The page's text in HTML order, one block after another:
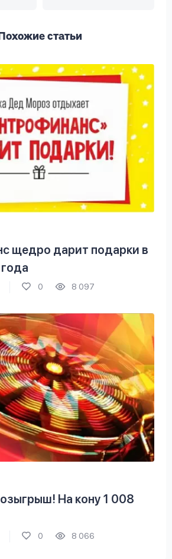
Похожие статьи
щедро дарит подарки в
0 8 097
На кону 1 008
0 8 066